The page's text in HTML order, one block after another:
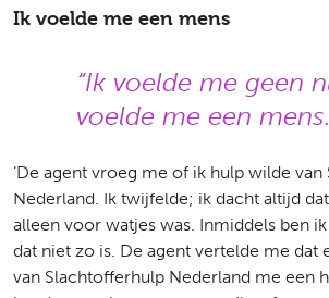
Ik voelde me een mens
Ik voelde me geen
voelde me een mens.
‘De agent vroeg me of ik hulp wilde
Nederland. Ik twijfelde; ik dacht altijd
alleen voor watjes was. Inmiddels ben
dat niet zo is. De agent vertelde me dat
van Slachtofferhulp Nederland me een